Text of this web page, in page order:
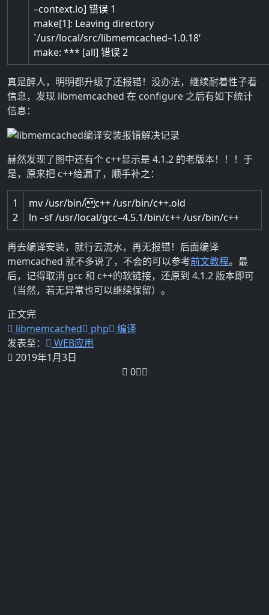
–context.lo] 错误 1
make[1]: Leaving directory
`/usr/local/src/libmemcached–1.0.18‘
make: *** [all] 错误2
真是醉人，明明都升级了还报错！没办法，继续耐着性子看
信息，发现 libmemcached 在 configure 之后有如下统计
信息：
赫然发现了图中还有个 c++显示是 4.1.2 的老版本！！！于
是，原来把 c++给漏了，顺手补之：
1
2
mv/usr/bin/c++/usr/bin/c++.old
ln –sf/usr/local/gcc–4.5.1/bin/c++/usr/bin/c++
再去编译安装，就行云流水，再无报错！后面编译
memcached 就不多说了，不会的可以参考前文教程。最
后，记得取消 gcc 和 c++的软链接，还原到 4.1.2 版本即可
（当然，若无异常也可以继续保留）。
正文完
libmemcached
php
编译
发表至：
WEB应用
2019年1月3日
0